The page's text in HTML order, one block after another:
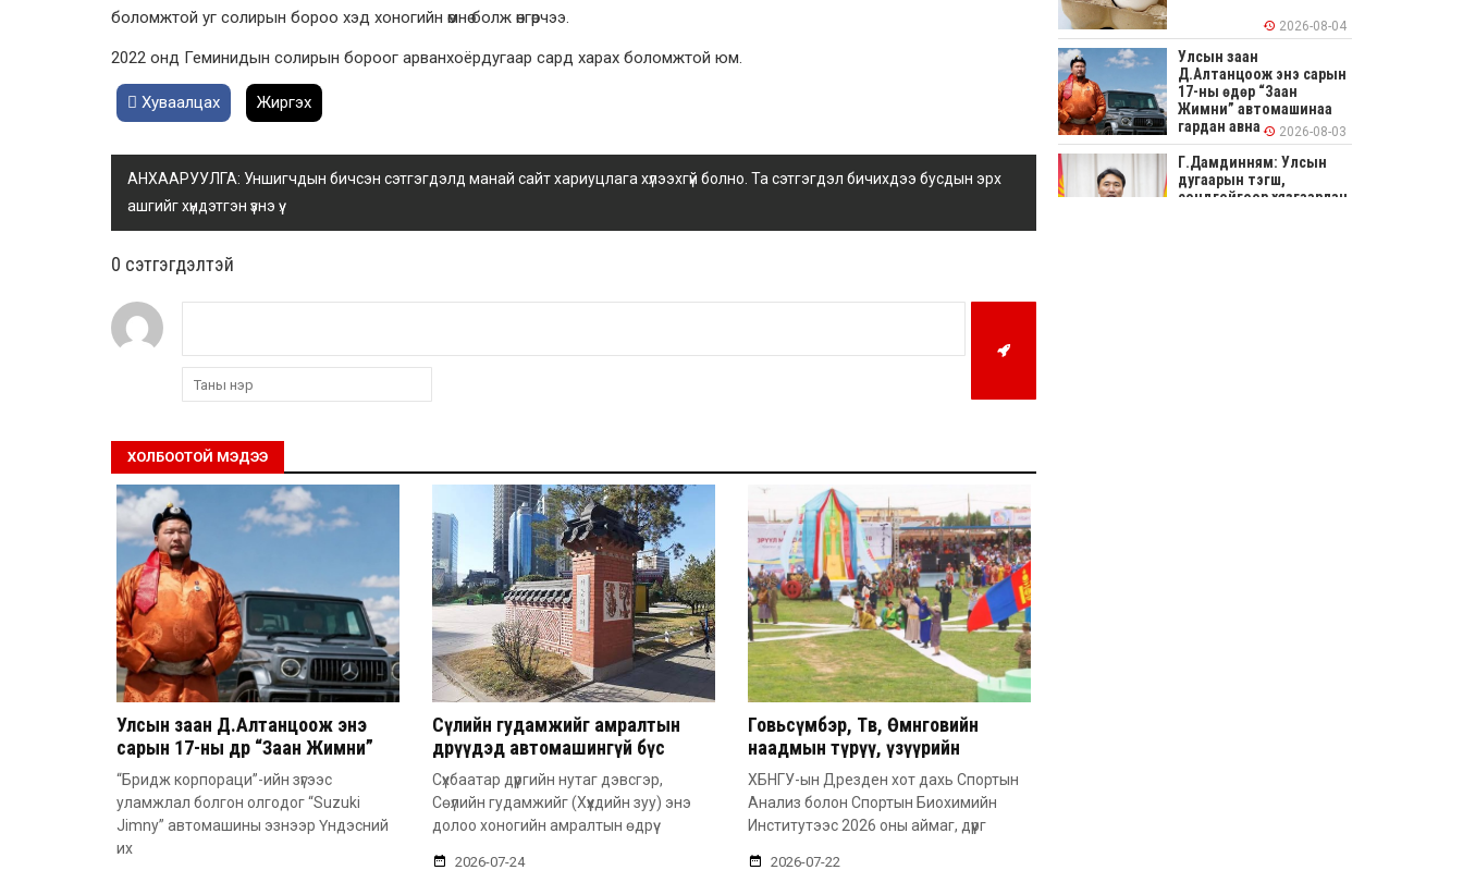
боломжтой уг солирын бороо хэд хоногийн өмнө болж өнгөрчээ.
2022 онд Геминидын солирын бороог арванхоёрдугаар сард харах боломжтой юм.
Хуваалцах Жиргэх
АНХААРУУЛГА: Уншигчдын бичсэн сэтгэгдэлд манай сайт хариуцлага хүлээхгүй болно. Та сэтгэгдэл бичихдээ бусдын эрх
ашгийг хүндэтгэн үзнэ үү.
0 cэтгэгдэлтэй
ХОЛБООТОЙ МЭДЭЭ
Улсын заан Д.Алтанцоож энэ
сарын 17-ны өдөр “Заан Жимни”
автомашинаа гардан авна
“Бридж корпораци”-ийн зүгээс
уламжлал болгон олгодог “Suzuki
Jimny” автомашины эзнээр Үндэсний
их
Сөүлийн гудамжийг амралтын
өдрүүдэд автомашингүй бүс
болгоно
Сүхбаатар дүүргийн нутаг дэвсгэр,
Сөүлийн гудамжийг (Хүүхдийн зуу) энэ
долоо хоногийн амралтын өдрүү
2026-07-24
Говьсүмбэр, Төв, Өмнөговийн
наадмын түрүү, үзүүрийн
бөхчүүдээс допинг илэрчээ
ХБНГУ-ын Дрезден хот дахь Спортын
Анализ болон Спортын Биохимийн
Институтээс 2026 оны аймаг, дүүрг
2026-07-22
2026-08-04
Улсын заан
Д.Алтанцоож энэ сарын
17-ны өдөр “Заан
Жимни” автомашинаа
гардан авна
2026-08-03
Г.Дамдинням: Улсын
дугаарын тэгш,
сондгойгоор хязгаарлан